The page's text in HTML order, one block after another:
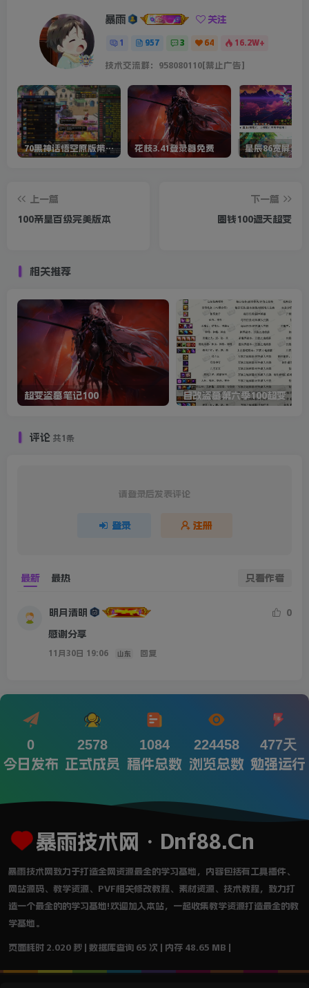
暴雨 关注
1 957 3 64 16.2W+
技术交流群：958080110[禁止广告]
70黑神话悟空原版带cdk等全套文件 花枝3.41登录器免费 星辰86宽屏全套
上一篇
100帝皇百级完美版本
下一篇
圈钱100遮天超变
相关推荐
超变盗墓笔记100 自改盗墓第六季100超变
评论 共1条
请登录后发表评论
登录 注册
最新 最热 只看作者
明月清明 0
感谢分享
11月30日 19:06 山东 回复
0
今日发布
2578
正式成员
1084
稿件总数
224458
浏览总数
477天
勉强运行
暴雨技术网・Dnf88.Cn
暴雨技术网致力于打造全网资源最全的学习基地，内容包括有工具插件、
网站源码、教学资源、PVF相关修改教程、素材资源、技术教程，致力打
造一个最全的的学习基地!欢迎加入本站，一起收集教学资源打造最全的教
学基地。
页面耗时 2.020 秒 | 数据库查询 65 次 | 内存 48.65 MB |